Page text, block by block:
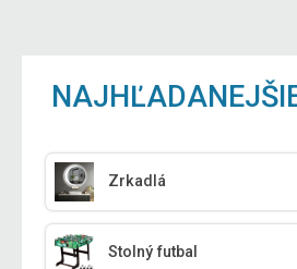
Zrkadlá
Stolný futbal